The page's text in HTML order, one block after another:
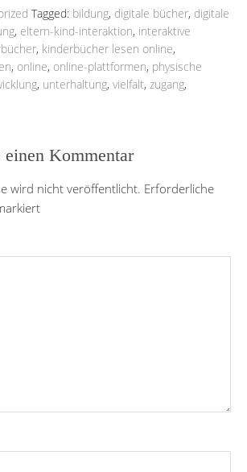
Tagged: bildung, digitale bücher, digitale
, eltern-kind-interaktion, interaktive
, kinderbücher lesen online,
, online, online-plattformen, physische
, unterhaltung, vielfalt, zugang,
einen Kommentar
wird nicht veröffentlicht. Erforderliche